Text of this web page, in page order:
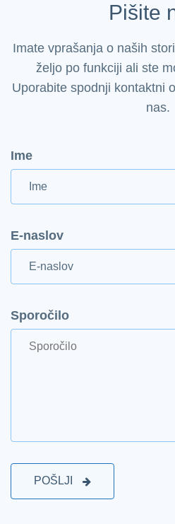
Pišite
Imate vprašanja o naših
željo po funkciji ali ste
Uporabite spodnji kontaktni
nas.
Ime
E-naslov
Sporočilo
POŠLJI